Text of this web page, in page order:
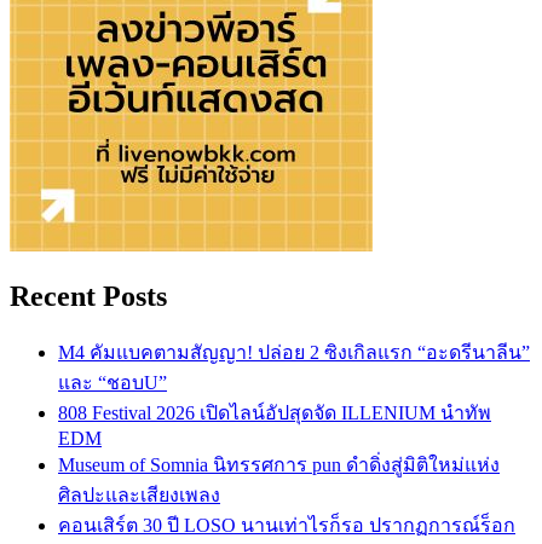
Recent Posts
M4 คัมแบคตามสัญญา! ปล่อย 2 ซิงเกิลแรก “อะดรีนาลีน”
และ “ชอบU”
808 Festival 2026 เปิดไลน์อัปสุดจัด ILLENIUM นำทัพ
EDM
Museum of Somnia นิทรรศการ pun ดำดิ่งสู่มิติใหม่แห่ง
ศิลปะและเสียงเพลง
คอนเสิร์ต 30 ปี LOSO นานเท่าไรก็รอ ปรากฏการณ์ร็อก